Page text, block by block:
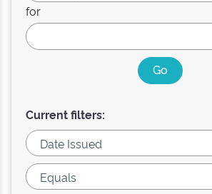
for
Current filters: